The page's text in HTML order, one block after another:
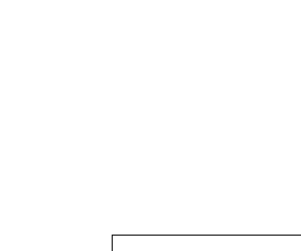
Type your email…